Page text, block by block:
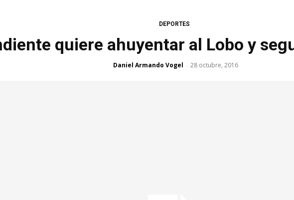
DEPORTES
quiere ahuyentar al Lobo y
Daniel Armando Vogel - 28 octubre, 2016